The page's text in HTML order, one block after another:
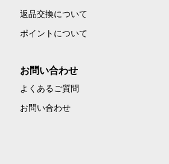
返品交換について
ポイントについて
お問い合わせ
よくあるご質問
お問い合わせ